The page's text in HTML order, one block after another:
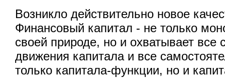
Возникло действительно новое
Финансовый капитал - не только
своей природе, но и охватывает все
движения капитала и все
только капитала-функции, но и